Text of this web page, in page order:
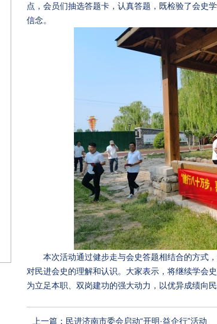
点，会员们抽选答题卡，认真答题，既检验了会史
信念。
本次活动通过健步走与会史答题相结合的方式
对民进会史的理解和认识。大家表示，将继续学会
为立足本职、双岗建功的强大动力，以优异成绩向民
上一篇：民进济南市委会启动“开明·益企行”活动